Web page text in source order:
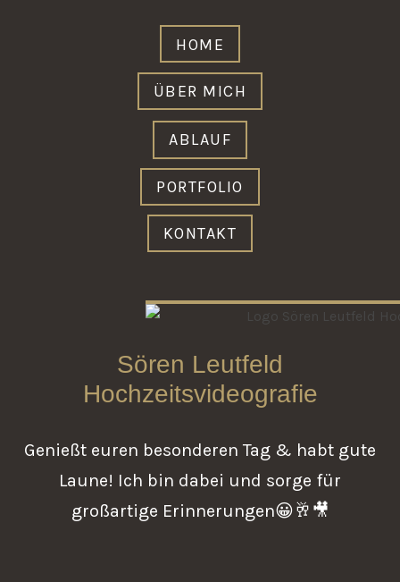
Sören Leutfeld
Hochzeitsvideografie
Genießt euren besonderen Tag & habt gute
Laune! Ich bin dabei und sorge für
großartige Erinnerungen😀🥂🎥
HOME
ÜBER MICH
ABLAUF
PORTFOLIO
KONTAKT